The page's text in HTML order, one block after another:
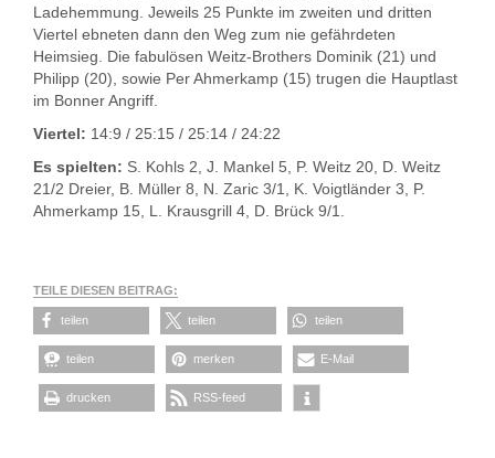
Ladehemmung. Jeweils 25 Punkte im zweiten und dritten
Viertel ebneten dann den Weg zum nie gefährdeten
Heimsieg. Die fabulösen Weitz-Brothers Dominik (21) und
Philipp (20), sowie Per Ahmerkamp (15) trugen die Hauptlast
im Bonner Angriff.
Viertel: 14:9 / 25:15 / 25:14 / 24:22
Es spielten: S. Kohls 2, J. Mankel 5, P. Weitz 20, D. Weitz
21/2 Dreier, B. Müller 8, N. Zaric 3/1, K. Voigtländer 3, P.
Ahmerkamp 15, L. Krausgrill 4, D. Brück 9/1.
TEILE DIESEN BEITRAG:
teilen teilen teilen
teilen merken E-Mail
drucken RSS-feed